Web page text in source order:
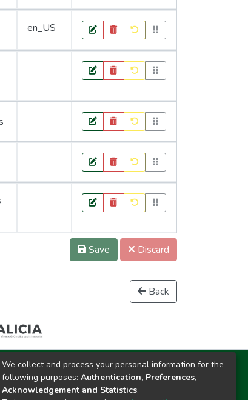
en_US
Save Discard
Back
Ciudad Universitaria
Carretera Central km. 1.21 Tingo María, Huánuco
We collect and process your personal information for the
following purposes: Authentication, Preferences,
Acknowledgement and Statistics.